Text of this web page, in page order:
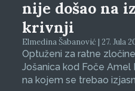
nije došao na
krivnji
Elmedina Šabanović | 27. Jula
Optuženi za ratne
Jošanica kod Foče Amel
na kojem se trebao